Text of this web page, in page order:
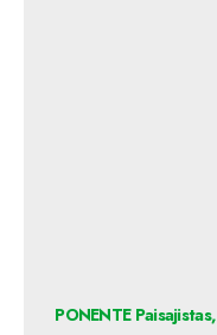
PONENTE